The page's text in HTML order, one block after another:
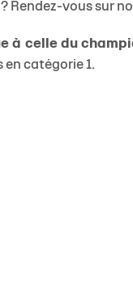
Rendez-vous sur
à celle du
en catégorie 1.